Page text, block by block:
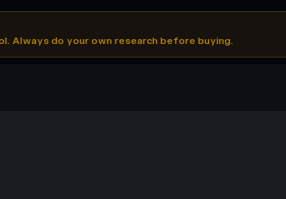
Always do your own research before buying.